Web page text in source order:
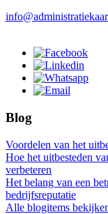
Blog
Voordelen van het
Hoe het uitbesteden
verbeteren
Het belang van een
bedrijfsreputatie
Alle blogitems